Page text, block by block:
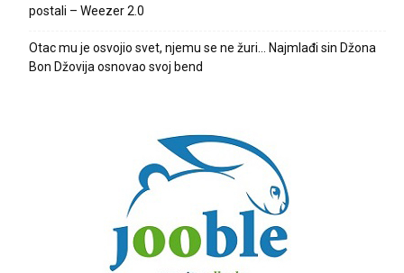
postali – Weezer 2.0
Otac mu je osvojio svet, njemu se ne žuri… Najmlađi sin Džona
Bon Džovija osnovao svoj bend